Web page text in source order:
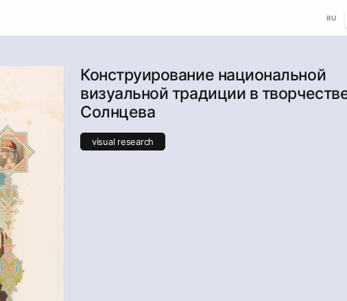
RU
Конструирование национальной
визуальной традиции в
Солнцева
visual research